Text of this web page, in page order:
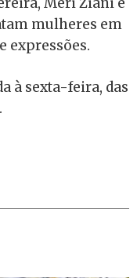
mulheres em
expressões.
à sexta-feira, das